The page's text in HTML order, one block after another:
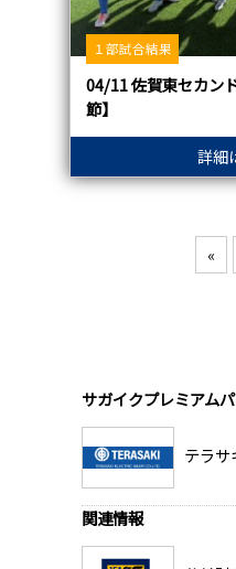
１部試合結果
04/11 佐賀東セカン
節】
詳細
«
サガイクプレミアム
テラサ
関連情報